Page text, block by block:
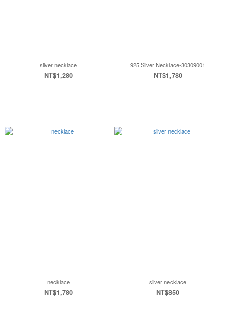
silver necklace
NT$1,280
925 Silver Necklace-30309001
NT$1,780
necklace
NT$1,780
silver necklace
NT$850